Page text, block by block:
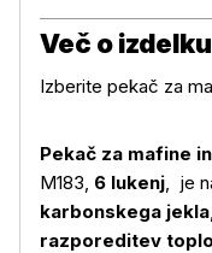
Več o izdelku
Izberite pekač za
Pekač za mafine
M183, 6 lukenj, je
karbonskega jekla
razporeditev